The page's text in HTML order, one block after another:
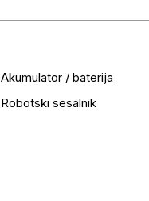
Akumulator / baterija
Robotski sesalnik